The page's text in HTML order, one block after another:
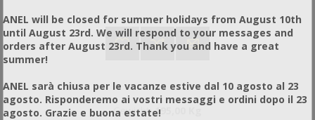
Gewicht: 195,00 Kg
ANEL will be closed for summer holidays from August 10th
until August 23rd. We will respond to your messages and
orders after August 23rd. Thank you and have a great
summer!
ANEL sarà chiusa per le vacanze estive dal 10 agosto al 23
agosto. Risponderemo ai vostri messaggi e ordini dopo il 23
agosto. Grazie e buona estate!